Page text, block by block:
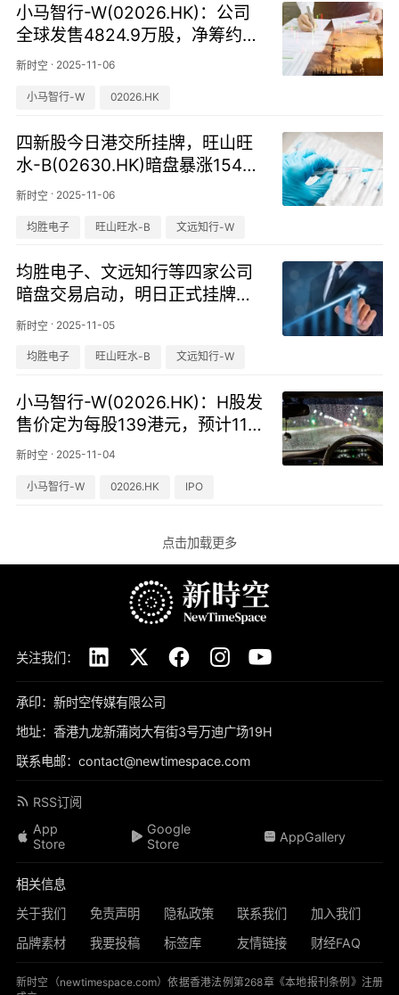
小马智行-W(02026.HK)：公司
全球发售4824.9万股，净筹约6
4.54亿港元
新时空 · 2025-11-06
小马智行-W 02026.HK
四新股今日港交所挂牌，旺山旺
水-B(02630.HK)暗盘暴涨154%
领跑
新时空 · 2025-11-06
均胜电子 旺山旺水-B 文远知行-W
均胜电子、文远知行等四家公司
暗盘交易启动，明日正式挂牌港
交所
新时空 · 2025-11-05
均胜电子 旺山旺水-B 文远知行-W
小马智行-W(02026.HK)：H股发
售价定为每股139港元，预计11
月6日登陆港交所
新时空 · 2025-11-04
小马智行-W 02026.HK IPO
点击加载更多
关注我们：
承印：新时空传媒有限公司
地址：香港九龙新蒲岗大有街3号万迪广场19H
联系电邮：contact@newtimespace.com
RSS订阅
App
Store
Google
Store
AppGallery
相关信息
关于我们
免责声明 隐私政策 联系我们
加入我们
品牌素材
我要投稿 标签库 友情链接 财经FAQ
新时空（newtimespace.com）依据香港法例第268章《本地报刊条例》注册